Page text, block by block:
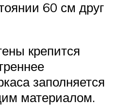
60 см друг
крепится
заполняется
материалом.